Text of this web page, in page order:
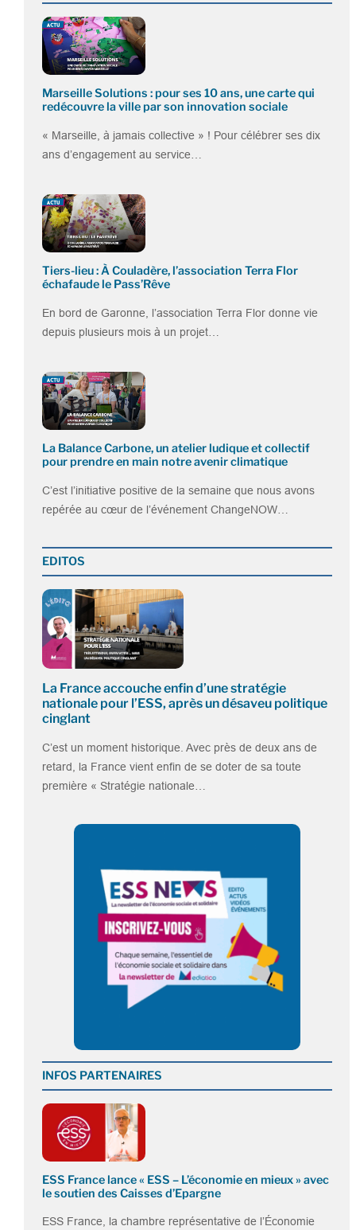
Marseille Solutions : pour ses 10 ans, une carte qui
redécouvre la ville par son innovation sociale
« Marseille, à jamais collective » ! Pour célébrer ses dix
ans d’engagement au service…
Tiers-lieu : À Couladère, l’association Terra Flor
échafaude le Pass’Rêve
En bord de Garonne, l’association Terra Flor donne vie
depuis plusieurs mois à un projet…
La Balance Carbone, un atelier ludique et collectif
pour prendre en main notre avenir climatique
C’est l’initiative positive de la semaine que nous avons
repérée au cœur de l’événement ChangeNOW…
EDITOS
La France accouche enfin d’une stratégie
nationale pour l’ESS, après un désaveu politique
cinglant
C’est un moment historique. Avec près de deux ans de
retard, la France vient enfin de se doter de sa toute
première « Stratégie nationale…
INFOS PARTENAIRES
ESS France lance « ESS – L’économie en mieux » avec
le soutien des Caisses d’Epargne
ESS France, la chambre représentative de l’Économie